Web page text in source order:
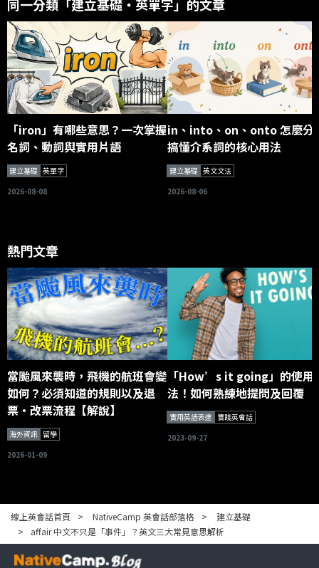
同一分類「建立基礎・英單字」的文章
「iron」有哪些意思？一次掌握
名詞、動詞與實用片語
建立基礎 英單字
2026-08-08
in、into、on、onto 怎麼分
搞懂介系詞的核心用法
建立基礎 英文文法
2026-08-06
熱門文章
當颱風來襲時，飛機的航班會變
如何？必須知道的規則以及退
票・改票流程【解說】
海外資訊 留學
2026-01-09
「How’s it going」的使用
法！如何熟練地提問及回覆
實用英語表達 實踐英會話
2023-09-27
線上英會話首頁 NativeCamp 英會話部落格
建立基礎
affair 中文不只是「事件」？英文三大常見意思解析